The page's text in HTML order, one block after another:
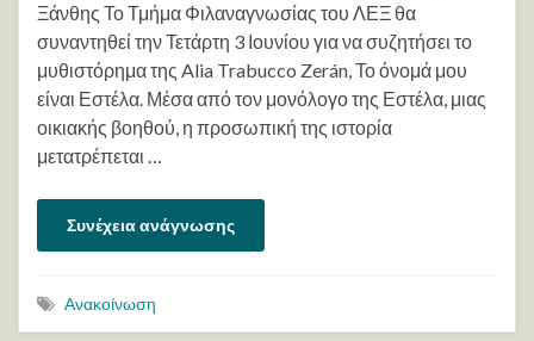
Ξάνθης Το Τμήμα Φιλαναγνωσίας του ΛΕΞ θα
συναντηθεί την Τετάρτη 3 Ιουνίου για να συζητήσει το
μυθιστόρημα της Alia Trabucco Zerán, Το όνομά μου
είναι Εστέλα. Μέσα από τον μονόλογο της Εστέλα, μιας
οικιακής βοηθού, η προσωπική της ιστορία
μετατρέπεται …
Συνέχεια ανάγνωσης
Ανακοίνωση